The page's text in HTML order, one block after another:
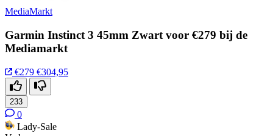
MediaMarkt
Garmin Instinct 3 45mm Zwart voor €279 bij de
Mediamarkt
€279 €304,95
233
0
Lady-Sale